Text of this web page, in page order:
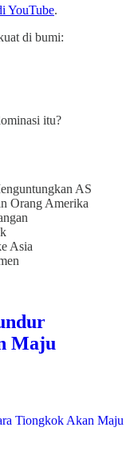
YouTube.
di bumi:
itu?
AS
Orang Amerika
Asia
Maju